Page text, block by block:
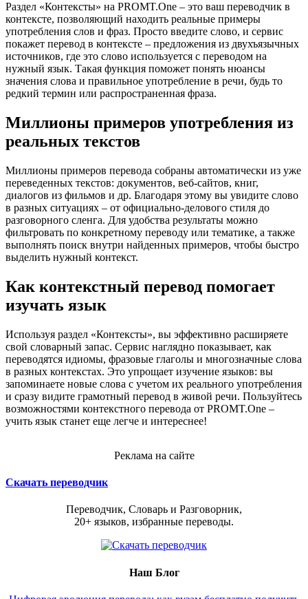
Раздел «Контексты» на PROMT.One – это ваш переводчик в
контексте, позволяющий находить реальные примеры
употребления слов и фраз. Просто введите слово, и сервис
покажет перевод в контексте – предложения из двухъязычных
источников, где это слово используется с переводом на
нужный язык. Такая функция поможет понять нюансы
значения слова и правильное употребление в речи, будь то
редкий термин или распространенная фраза.
Миллионы примеров употребления из
реальных текстов
Миллионы примеров перевода собраны автоматически из уже
переведенных текстов: документов, веб-сайтов, книг,
диалогов из фильмов и др. Благодаря этому вы увидите слово
в разных ситуациях – от официально-делового стиля до
разговорного сленга. Для удобства результаты можно
фильтровать по конкретному переводу или тематике, а также
выполнять поиск внутри найденных примеров, чтобы быстро
выделить нужный контекст.
Как контекстный перевод помогает
изучать язык
Используя раздел «Контексты», вы эффективно расширяете
свой словарный запас. Сервис наглядно показывает, как
переводятся идиомы, фразовые глаголы и многозначные слова
в разных контекстах. Это упрощает изучение языков: вы
запоминаете новые слова с учетом их реального употребления
и сразу видите грамотный перевод в живой речи. Пользуйтесь
возможностями контекстного перевода от PROMT.One –
учить язык станет еще легче и интереснее!
Реклама на сайте
Скачать переводчик
Переводчик, Словарь и Разговорник,
20+ языков, избранные переводы.
Наш Блог